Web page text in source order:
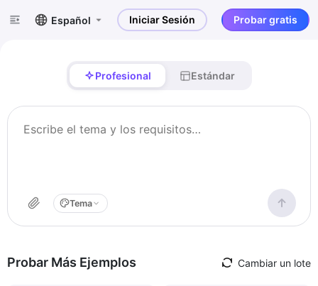
Español Iniciar Sesión Probar gratis
Profesional Estándar
Tema
Probar Más Ejemplos Cambiar un lote